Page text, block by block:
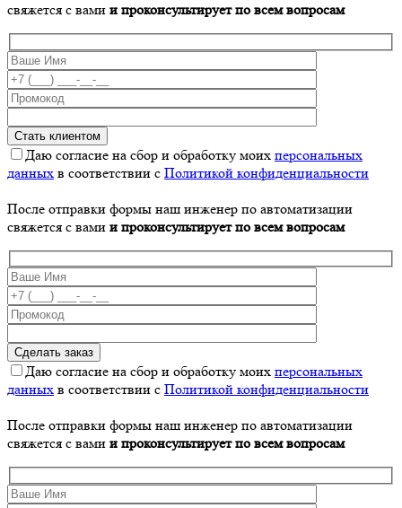
свяжется с вами и проконсультирует по всем вопросам
Даю согласие на сбор и обработку моих персональных
данных в соответствии с Политикой конфиденциальности
После отправки формы наш инженер по автоматизации
свяжется с вами и проконсультирует по всем вопросам
Даю согласие на сбор и обработку моих персональных
данных в соответствии с Политикой конфиденциальности
После отправки формы наш инженер по автоматизации
свяжется с вами и проконсультирует по всем вопросам